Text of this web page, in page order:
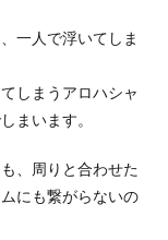
一人で浮いてしま
しまうアロハシャ
まいます。
、周りと合わせた
にも繋がらないの